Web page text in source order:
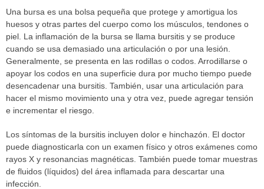
Una bursa es una bolsa pequeña que protege y amortigua los
huesos y otras partes del cuerpo como los músculos, tendones o
piel. La inflamación de la bursa se llama bursitis y se produce
cuando se usa demasiado una articulación o por una lesión.
Generalmente, se presenta en las rodillas o codos. Arrodillarse o
apoyar los codos en una superficie dura por mucho tiempo puede
desencadenar una bursitis. También, usar una articulación para
hacer el mismo movimiento una y otra vez, puede agregar tensión
e incrementar el riesgo.
Los síntomas de la bursitis incluyen dolor e hinchazón. El doctor
puede diagnosticarla con un examen físico y otros exámenes como
rayos X y resonancias magnéticas. También puede tomar muestras
de fluidos (líquidos) del área inflamada para descartar una
infección.